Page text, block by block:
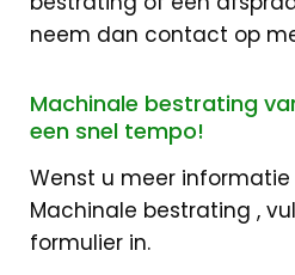
neem dan contact op
Machinale bestrating
een snel tempo!
Wenst u meer
Machinale bestrating ,
formulier in.